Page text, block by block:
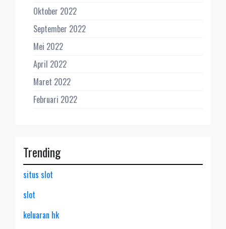
Oktober 2022
September 2022
Mei 2022
April 2022
Maret 2022
Februari 2022
Trending
situs slot
slot
keluaran hk